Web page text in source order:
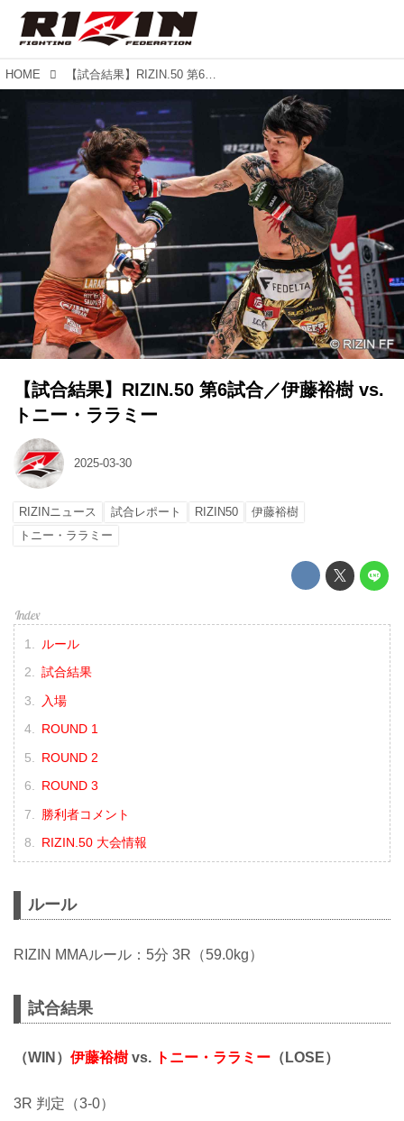
HOME 【試合結果】RIZIN.50 第6試合／伊藤裕樹 vs. トニー・ララミー
【試合結果】RIZIN.50 第6試合／伊藤裕樹 vs.
トニー・ララミー
2025-03-30
RIZINニュース 試合レポート RIZIN50
伊藤裕樹
トニー・ララミー
ルール
試合結果
入場
ROUND 1
ROUND 2
ROUND 3
勝利者コメント
RIZIN.50 大会情報
ルール
RIZIN MMAルール：5分 3R（59.0kg）
試合結果
（WIN） 伊藤裕樹 vs. トニー・ララミー （LOSE）
3R 判定（3-0）